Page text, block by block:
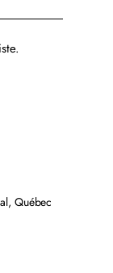
Québec